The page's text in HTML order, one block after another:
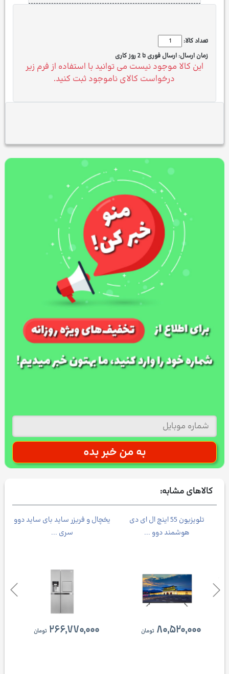
تعداد کالا:
زمان ارسال: ارسال فوری تا 2 روز کاری
این کالا موجود نیست می توانید با استفاده از فرم زیر
درخواست کالای ناموجود ثبت کنید.
کالاهای مشابه:
یخچال و فریزر ساید بای ساید دوو
سری ...
۲۶۶,۷۷۰,۰۰۰ تومان
تلویزیون 55 اینچ ال ای دی
هوشمند دوو ...
۸۰,۵۲۰,۰۰۰ تومان